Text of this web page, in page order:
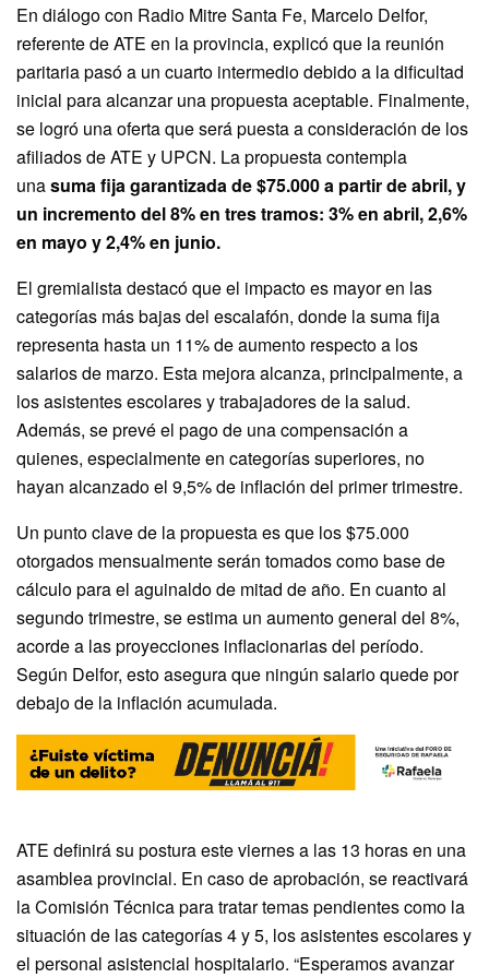
En diálogo con Radio Mitre Santa Fe, Marcelo Delfor,
referente de ATE en la provincia, explicó que la reunión
paritaria pasó a un cuarto intermedio debido a la dificultad
inicial para alcanzar una propuesta aceptable. Finalmente,
se logró una oferta que será puesta a consideración de los
afiliados de ATE y UPCN. La propuesta contempla
unasuma fija garantizada de $75.000 a partir de abril, y
un incremento del 8% en tres tramos: 3% en abril, 2,6%
en mayo y 2,4% en junio.
El gremialista destacó que el impacto es mayor en las
categorías más bajas del escalafón, donde la suma fija
representa hasta un 11% de aumento respecto a los
salarios de marzo. Esta mejora alcanza, principalmente, a
los asistentes escolares y trabajadores de la salud.
Además, se prevé el pago de una compensación a
quienes, especialmente en categorías superiores, no
hayan alcanzado el 9,5% de inflación del primer trimestre.
Un punto clave de la propuesta es que los $75.000
otorgados mensualmente serán tomados como base de
cálculo para el aguinaldo de mitad de año. En cuanto al
segundo trimestre, se estima un aumento general del 8%,
acorde a las proyecciones inflacionarias del período.
Según Delfor, esto asegura que ningún salario quede por
debajo de la inflación acumulada.
ATE definirá su postura este viernes a las 13 horas en una
asamblea provincial. En caso de aprobación, se reactivará
la Comisión Técnica para tratar temas pendientes como la
situación de las categorías 4 y 5, los asistentes escolares y
el personal asistencial hospitalario. “Esperamos avanzar